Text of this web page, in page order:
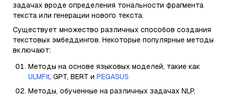
задачах вроде определения тональности фрагмента
текста или генерации нового текста.
Существует множество различных способов создания
текстовых эмбеддингов. Некоторые популярные методы
включают:
Методы на основе языковых моделей, такие как
ULMFit, GPT, BERT и PEGASUS
Методы, обученные на различных задачах NLP,